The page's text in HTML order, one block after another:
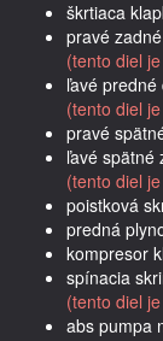
škrtiaca
pravé
(tento diel
ľavé
(tento diel
pravé
ľavé spätné
(tento diel
poistková
predná
kompresor
spínacia
(tento diel
abs pumpa